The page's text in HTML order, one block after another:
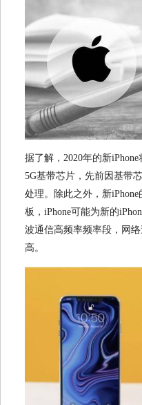
据了解，2020年的新
5G基带芯片，先前因基带
处理。除此之外，新
板，iPhone可能为新的
波通信高频率频率段，网
高。